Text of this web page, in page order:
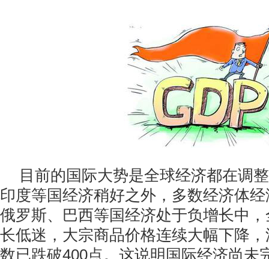
目前的国际大势是全球经济都在调
印度等国经济稍好之外，多数经济体
俄罗斯、巴西等国经济处于负增长中
长低迷，大宗商品价格连续大幅下降
数已跌破400点。这说明国际经济尚未